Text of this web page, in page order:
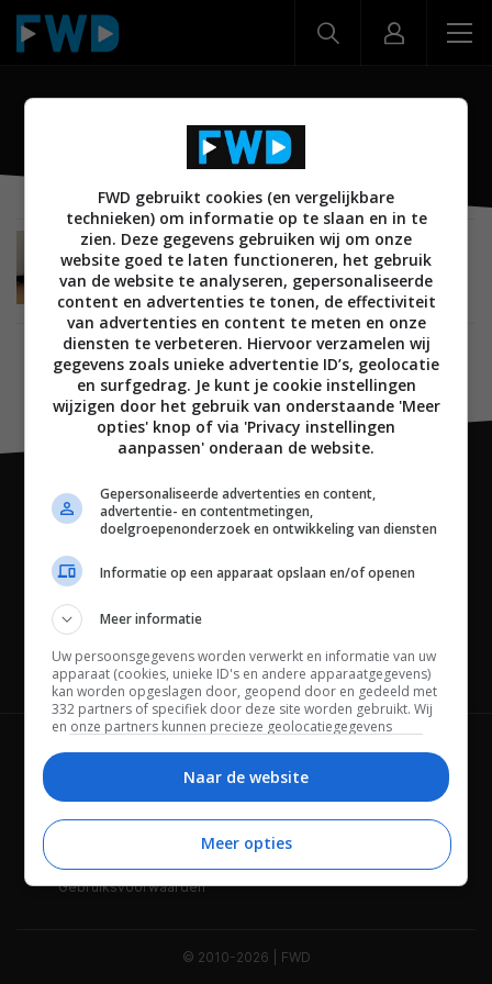
Saros 20
NIEUWS SMARTHOME
HUISHOUDELIJKE APPARATEN
24 FEBRUARI 2026
Roborock Saros 20 robotstofzuiger kan
drempels over en heeft een adaptieve dweildruk
Channels
Wie is FWD Privacybeleid
Adverteren Contact
Gebruiksvoorwaarden
© 2010-2026 | FWD
FWD gebruikt cookies (en vergelijkbare
technieken) om informatie op te slaan en in te
zien. Deze gegevens gebruiken wij om onze
website goed te laten functioneren, het gebruik
van de website te analyseren, gepersonaliseerde
content en advertenties te tonen, de effectiviteit
van advertenties en content te meten en onze
diensten te verbeteren. Hiervoor verzamelen wij
gegevens zoals unieke advertentie ID’s, geolocatie
en surfgedrag. Je kunt je cookie instellingen
wijzigen door het gebruik van onderstaande 'Meer
opties' knop of via 'Privacy instellingen
aanpassen' onderaan de website.
Gepersonaliseerde advertenties en content,
advertentie- en contentmetingen,
doelgroepenonderzoek en ontwikkeling van diensten
Informatie op een apparaat opslaan en/of openen
Meer informatie
Uw persoonsgegevens worden verwerkt en informatie van uw
apparaat (cookies, unieke ID's en andere apparaatgegevens)
kan worden opgeslagen door, geopend door en gedeeld met
332 partners of specifiek door deze site worden gebruikt. Wij
en onze partners kunnen precieze geolocatiegegevens
Bepaalde leveranciers kunnen uw persoonsgegevens
beheren. Zoek onderaan deze pagina of in het sitemenu naar
een link om uw toestemming te beheren of in te trekken via de
privacy- en cookie-instellingen.
Naar de website
Meer opties